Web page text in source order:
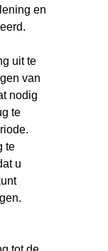
en
uit te
van
nodig
te
te
u